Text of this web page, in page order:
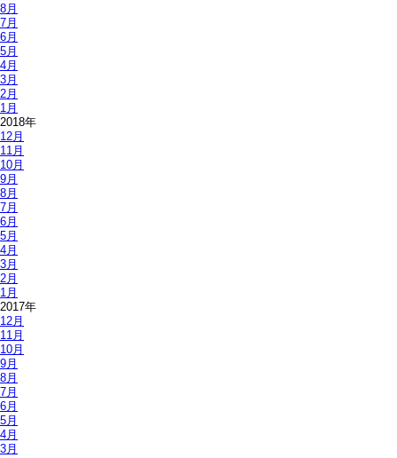
8月
7月
6月
5月
4月
3月
2月
1月
2018年
12月
11月
10月
9月
8月
7月
6月
5月
4月
3月
2月
1月
2017年
12月
11月
10月
9月
8月
7月
6月
5月
4月
3月